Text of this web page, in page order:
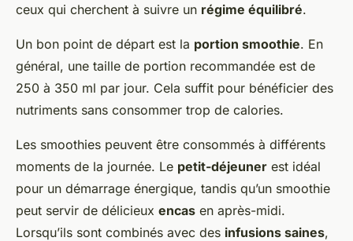
ceux qui cherchent à suivre un régime équilibré.
Un bon point de départ est la portion smoothie. En
général, une taille de portion recommandée est de
250 à 350 ml par jour. Cela suffit pour bénéficier des
nutriments sans consommer trop de calories.
Les smoothies peuvent être consommés à différents
moments de la journée. Le petit-déjeuner est idéal
pour un démarrage énergique, tandis qu’un smoothie
peut servir de délicieux encas en après-midi.
Lorsqu’ils sont combinés avec des infusions saines,